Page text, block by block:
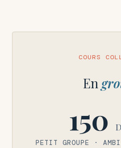
COURS
En
150
PETIT GROUPE ·